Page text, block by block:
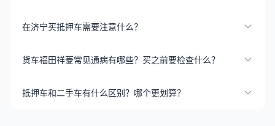
在济宁买抵押车需要注意什么？
货车福田祥菱常见通病有哪些？买之前要检查什么？
抵押车和二手车有什么区别？哪个更划算？